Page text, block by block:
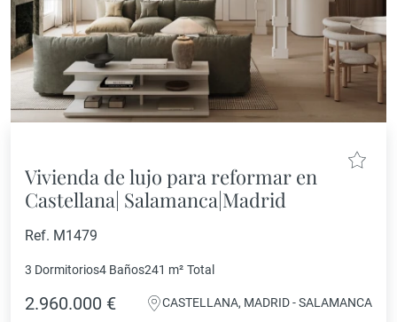
Vivienda de lujo para reformar en
Castellana| Salamanca|Madrid
Ref. M1479
3 Dormitorios4 Baños241 m² Total
2.960.000 € CASTELLANA, MADRID - SALAMANCA